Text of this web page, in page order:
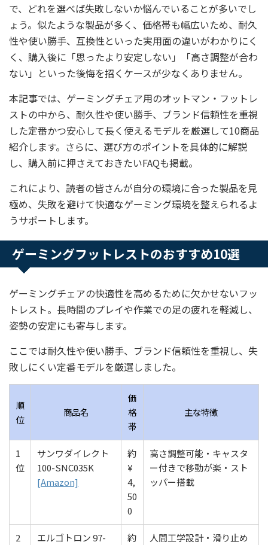
で、どれを選べば失敗しないか悩んでいることが多いでし
ょう。似たような製品が多く、価格帯も幅広いため、耐久
性や使い勝手、互換性といった実用面の違いがわかりにく
く、購入後に「思ったより安定しない」「高さ調整が合わ
ない」といった後悔を招くケースが少なくありません。
本記事では、ゲーミングチェア用のオットマン・フットレ
ストの中から、耐久性や使い勝手、ブランド信頼性を重視
した定番かつ安心して長く使えるモデルを厳選して10商品
紹介します。さらに、選び方のポイントを具体的に解説
し、購入前に押さえておきたいFAQも掲載。
これにより、読者の皆さんが自分の環境に合った製品を見
極め、失敗を避けて快適なゲーミング環境を整えられるよ
うサポートします。
ゲーミングフットレストのおすすめ10選
ゲーミングチェアの快適性を高めるために欠かせないフッ
トレスト。長時間のプレイや作業での足の疲れを軽減し、
姿勢の安定にも寄与します。
ここでは耐久性や使い勝手、ブランド信頼性を重視し、失
敗しにくい定番モデルを厳選しました。
順
位
商品名
価
格
帯
主な特徴
1
位
サンワダイレクト
100-SNC035K
[Amazon]
約
¥
4,
50
0
高さ調整可能・キャスタ
ー付きで移動が楽・スト
ッパー搭載
2
エルゴトロン 97-
約
人間工学設計・滑り止め